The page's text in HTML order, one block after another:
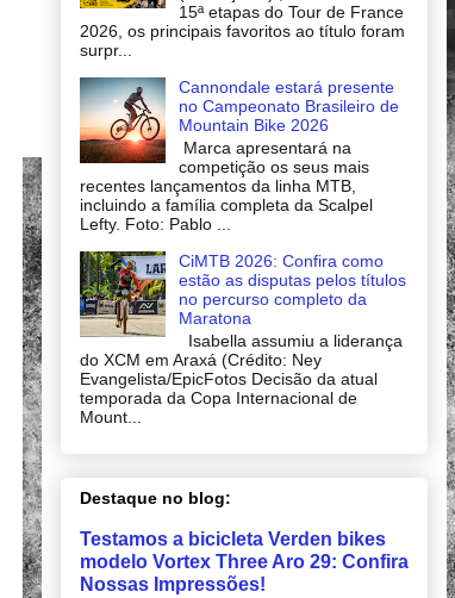
15ª etapas do Tour de France
2026, os principais favoritos ao título foram
surpr...
Cannondale estará presente
no Campeonato Brasileiro de
Mountain Bike 2026
Marca apresentará na
competição os seus mais
recentes lançamentos da linha MTB,
incluindo a família completa da Scalpel
Lefty. Foto: Pablo ...
CiMTB 2026: Confira como
estão as disputas pelos títulos
no percurso completo da
Maratona
Isabella assumiu a liderança
do XCM em Araxá (Crédito: Ney
Evangelista/EpicFotos Decisão da atual
temporada da Copa Internacional de
Mount...
Destaque no blog:
Testamos a bicicleta Verden bikes
modelo Vortex Three Aro 29: Confira
Nossas Impressões!